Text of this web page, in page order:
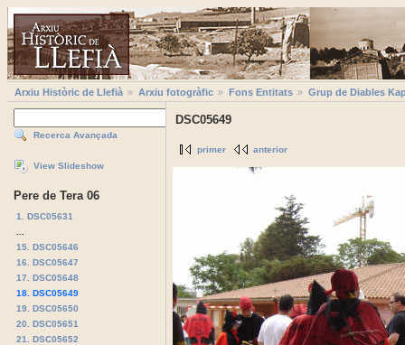
Arxiu Històric de Llefià Arxiu fotogràfic Fons Entitats Grup de Diables
Recerca Avançada
View Slideshow
Pere de Tera 06
1. DSC05631
15. DSC05646
16. DSC05647
17. DSC05648
18. DSC05649
19. DSC05650
20. DSC05651
21. DSC05652
DSC05649
primer anterior